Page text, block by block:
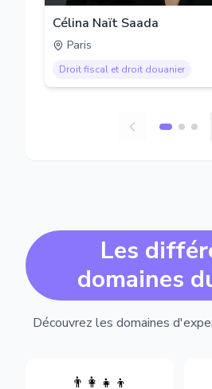
Célina Naït Saada
Paris
Droit fiscal et droit douanier
Les
domaines
Découvrez les domaines
👨‍👩‍👧‍👦